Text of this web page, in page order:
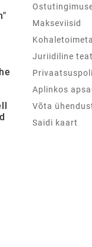
Makseviisid
Juriidiline
Aplinkos
Võta
Saidi kaart